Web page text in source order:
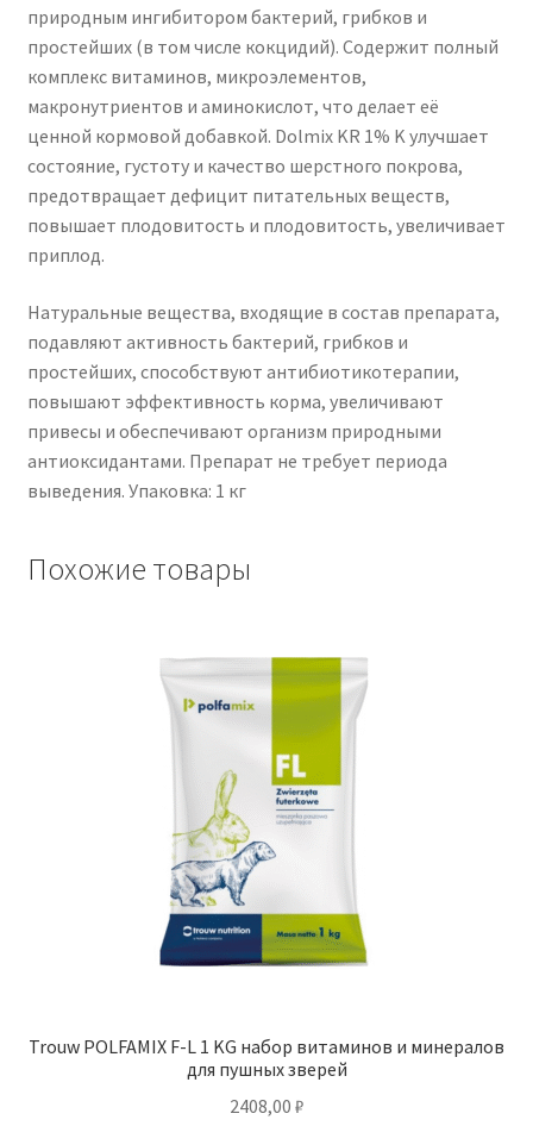
природным ингибитором бактерий, грибков и
простейших (в том числе кокцидий). Содержит полный
комплекс витаминов, микроэлементов,
макронутриентов и аминокислот, что делает её
ценной кормовой добавкой. Dolmix KR 1% K улучшает
состояние, густоту и качество шерстного покрова,
предотвращает дефицит питательных веществ,
повышает плодовитость и плодовитость, увеличивает
приплод.
Натуральные вещества, входящие в состав препарата,
подавляют активность бактерий, грибков и
простейших, способствуют антибиотикотерапии,
повышают эффективность корма, увеличивают
привесы и обеспечивают организм природными
антиоксидантами. Препарат не требует периода
выведения. Упаковка: 1 кг
Похожие товары
Trouw POLFAMIX F-L 1 KG набор витаминов и минералов
для пушных зверей
2408,00 ₽